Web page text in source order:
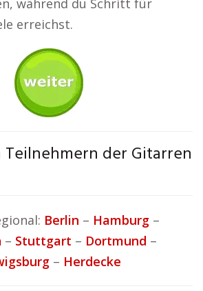
während du Schritt für
erreichst.
der Gitarren
Berlin – Hamburg –
– Stuttgart – Dortmund –
– Herdecke